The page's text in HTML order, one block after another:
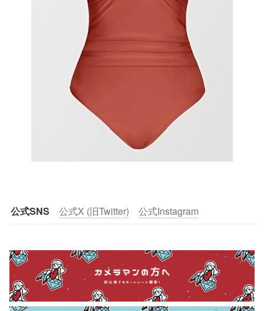
公式SNS 公式X (旧Twitter) 公式Instagram